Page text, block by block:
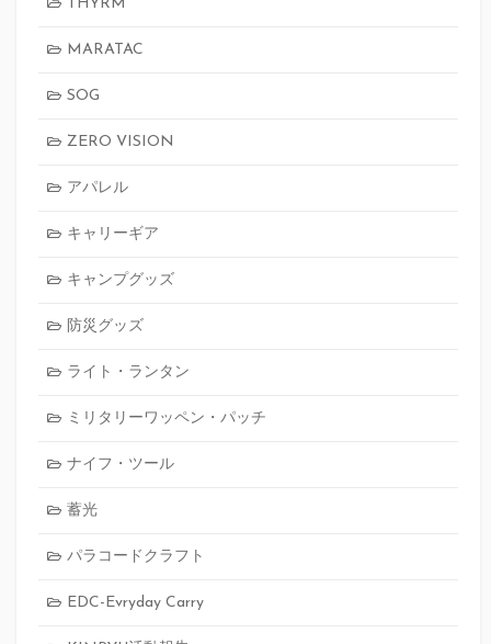
THYRM
MARATAC
SOG
ZERO VISION
アパレル
キャリーギア
キャンプグッズ
防災グッズ
ライト・ランタン
ミリタリーワッペン・パッチ
ナイフ・ツール
蓄光
パラコードクラフト
EDC-Evryday Carry